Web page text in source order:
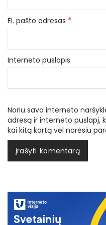
El. pašto adresas *
Interneto puslapis
Noriu savo interneto
adresą ir interneto puslapį,
kai kitą kartą vėl norėsiu